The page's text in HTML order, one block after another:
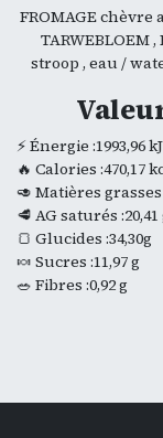
FROMAGE
TARWEBLOEM
stroop , eau /
⚡ Énergie :1993,96 kJ
🔥 Calories :470,17
🥑 Matières grasses
🥩 AG saturés :20,41
🍞 Glucides :34,30g
🍬 Sucres :11,97 g
🥗 Fibres :0,92 g